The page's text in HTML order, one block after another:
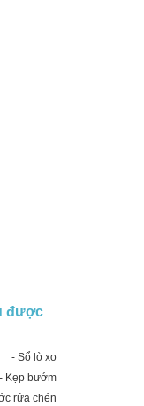
được
- Sổ lò xo
- Kẹp bướm
rửa chén